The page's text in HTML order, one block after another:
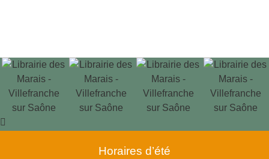
Horaires d’été